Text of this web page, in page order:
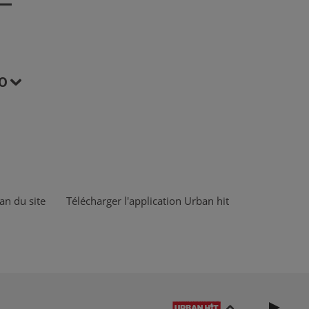
du site Télécharger l'application Urban hit